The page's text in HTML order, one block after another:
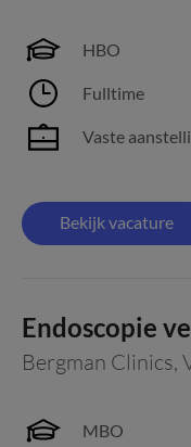
HBO
Fulltime
Vaste
Bekijk vacature
Endoscopie
Bergman Clinics,
MBO